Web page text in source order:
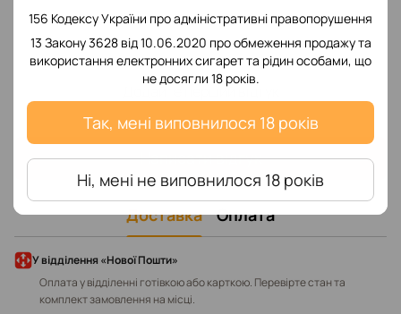
156 Кодексу України про адміністративні правопорушення
13 Закону 3628 від 10.06.2020 про обмеження продажу та
використання електронних сигарет та рідин особами, що
не досягли 18 років.
Так, мені виповнилося 18 років
Ні, мені не виповнилося 18 років
Додайте перший відгук
Написати відгук
Доставка Оплата
У відділення «Нової Пошти»
Оплата у відділенні готівкою або карткою. Перевірте стан та
комплект замовлення на місці.